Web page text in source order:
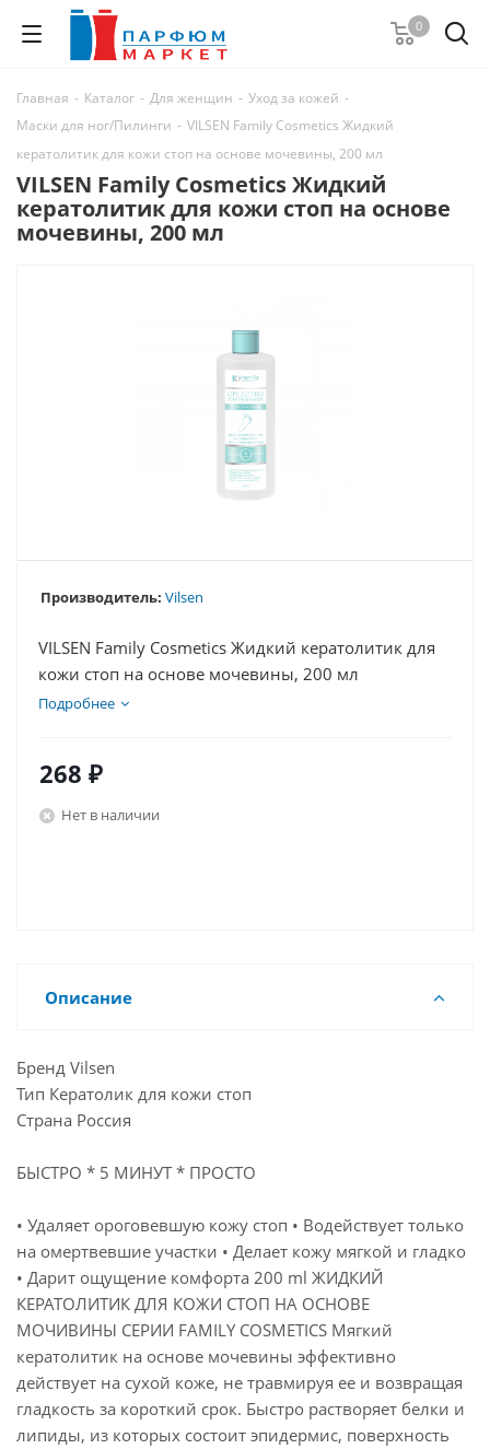
0
Главная - Каталог - Для женщин - Уход за кожей -
Маски для ног/Пилинги - VILSEN Family Cosmetics Жидкий
кератолитик для кожи стоп на основе мочевины, 200 мл
VILSEN Family Cosmetics Жидкий
кератолитик для кожи стоп на основе
мочевины, 200 мл
Производитель: Vilsen
VILSEN Family Cosmetics Жидкий кератолитик для
кожи стоп на основе мочевины, 200 мл
Подробнее
268 ₽
Нет в наличии
Описание
Бренд Vilsen
Тип Кератолик для кожи стоп
Страна Россия
БЫСТРО * 5 МИНУТ * ПРОСТО
• Удаляет ороговевшую кожу стоп • Водействует только
на омертвевшие участки • Делает кожу мягкой и гладко
• Дарит ощущение комфорта 200 ml ЖИДКИЙ
КЕРАТОЛИТИК ДЛЯ КОЖИ СТОП НА ОСНОВЕ
МОЧИВИНЫ СЕРИИ FAMILY COSMETICS Мягкий
кератолитик на основе мочевины эффективно
действует на сухой коже, не травмируя ее и возвращая
гладкость за короткий срок. Быстро растворяет белки и
липиды, из которых состоит эпидермис, поверхность